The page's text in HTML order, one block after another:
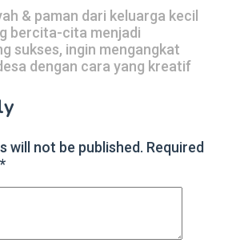
& paman dari keluarga kecil
bercita-cita menjadi
sukses, ingin mengangkat
dengan cara yang kreatif
will not be published. Required
*